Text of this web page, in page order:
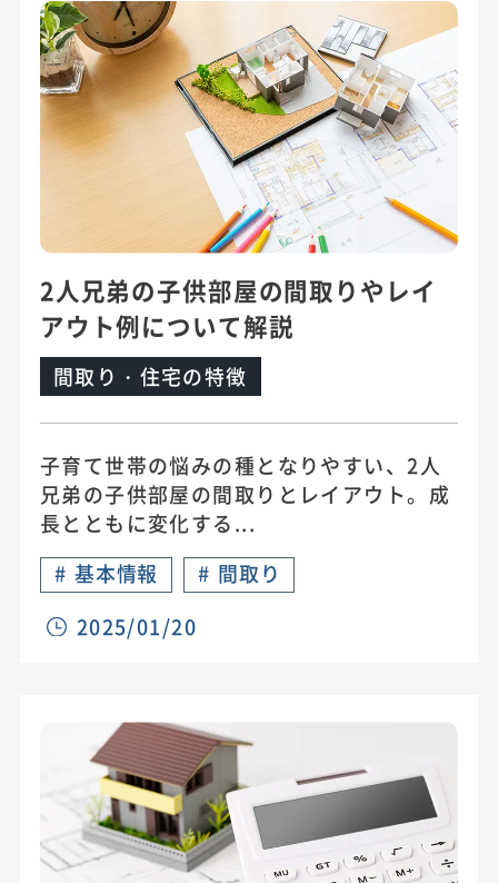
2人兄弟の子供部屋の間取りやレイ
アウト例について解説
間取り・住宅の特徴
子育て世帯の悩みの種となりやすい、2人
兄弟の子供部屋の間取りとレイアウト。成
長とともに変化する...
# 基本情報 # 間取り
2025/01/20